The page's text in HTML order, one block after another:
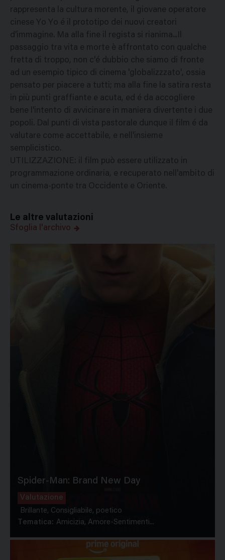
rappresenta la cultura morente, il giovane operatore
cinese Yo Yo é il prototipo dei nuovi creatori
d'immagine. Ma alla fine il regista si rianima...Il
passaggio tra vita e morte è affrontato con qualche
fretta di troppo, non c'é dubbio che siamo di fronte
ad un esempio tipico di cinema 'globalizzzato', ossia
pensato per piacere a tutti; ma alla fine la satira resta
in più punti graffiante e acuta, ed é da accogliere
bene l'intento di avvicinare in maniera divertente i due
popoli. Dal punti di vista pastorale dunque il film é da
valutare come accettabile, e nell'insieme
semplicistico.
UTILIZZAZIONE: il film può essere utilizzato in
programmazione ordinaria, e recuperato nell'ambito di
un cinema-ponte tra Occidente e Oriente.
Le altre valutazioni
Sfoglia l'archivo
Spider-Man: Brand New Day
Valutazione
Brillante, Consigliabile, poetico
Tematica: Amicizia, Amore-Sentimenti...